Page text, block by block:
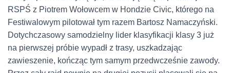
RSPŚ z Piotrem Wołowcem w Hondzie Civic, którego na
Festiwalowym pilotował tym razem Bartosz Namaczyński.
Dotychczasowy samodzielny lider klasyfikacji klasy 3 już
na pierwszej próbie wypadł z trasy, uszkadzając
zawieszenie, kończąc tym samym przedwcześnie zawody.